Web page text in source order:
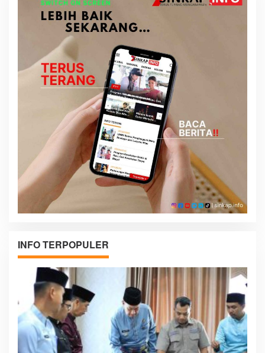
INFO TERPOPULER